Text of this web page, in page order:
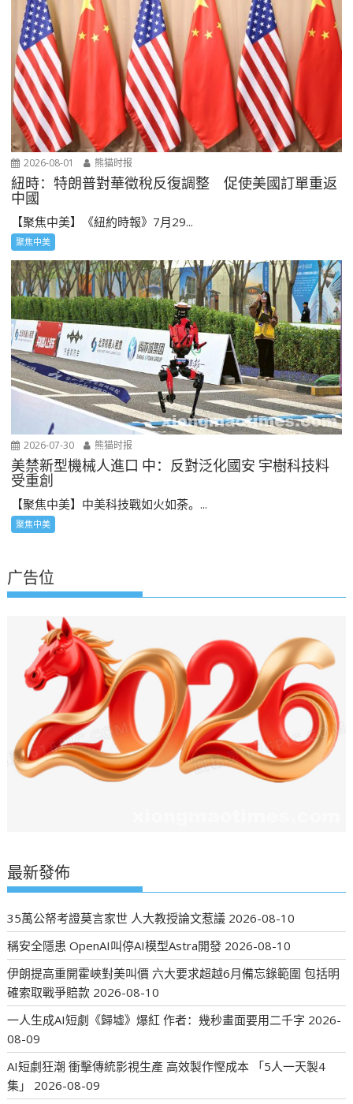
2026-08-01 熊猫时报
紐時：特朗普對華徵稅反復調整 促使美國訂單重返
中國
【聚焦中美】《紐約時報》7月29...
聚焦中美
2026-07-30 熊猫时报
美禁新型機械人進口 中：反對泛化國安 宇樹科技料
受重創
【聚焦中美】中美科技戰如火如荼。...
聚焦中美
广告位
最新發佈
35萬公帑考證莫言家世 人大教授論文惹議 2026-08-10
稱安全隱患 OpenAI叫停AI模型Astra開發 2026-08-10
伊朗提高重開霍峽對美叫價 六大要求超越6月備忘錄範圍 包括明
確索取戰爭賠款 2026-08-10
一人生成AI短劇《歸墟》爆紅 作者：幾秒畫面要用二千字 2026-
08-09
AI短劇狂潮 衝擊傳統影視生產 高效製作慳成本 「5人一天製4
集」
2026-08-09